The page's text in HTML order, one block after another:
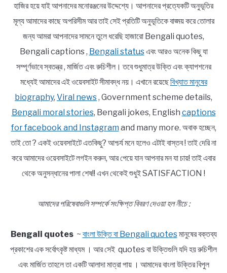
হাজির হয়ে যাই আপনাদের মনোরঞ্জনের উদ্দেশ্যে। আপনাদের প্রত্যেকটি অনুভূতির
মূল্য আমাদের কাছে অপরিসীম আর তাই সেই প্রতিটি অনুভূতিকে বাঙ্ময় করে তোলার
জন্য আমরা আপনাদের সামনে তুলে ধরেছি হাজারো Bengali quotes,
Bengali captions , Bengali statusএবং আরও অনেক কিছু যা
সম্পূর্ণভাবে স্বতন্ত্র , মার্জিত এবং রুচিশীল। তবে শুধুমাত্র উক্তি এবং ক্যাপশনের
মধ্যেই আমাদের এই ওয়েবসাইট সীমাবদ্ধ নয়। এখানে রয়েছেবিখ্যাত মানুষের
biography, Viral news, Government scheme details,
Bengali moral stories, Bengali jokes, English captions
for facebook and Instagram and many more. অবাক হচ্ছেন,
তাই তো ? একই ওয়েবসাইটে এতকিছু? আশ্চর্য মনে হলেও এটাই বাস্তব ! তাই দেরি না
করে আমাদের ওয়েবসাইটে লগইন করুন, আর পেয়ে যান আপনার মন যা চায়! তাই এবার
থেকে অনুসন্ধানের পালা শেষ!! এখন থেকেই শুধুই SATISFACTION !
আমাদের পরিষেবাগুলি সম্পর্কে সংক্ষিপ্ত বিবরণ দেওয়া হল নীচে :
Bengali quotes~ বাংলা উক্তি বা Bengali quotesমানুষের বক্তব্য
প্রকাশের এক সর্বোৎকৃষ্ট মাধ্যম । আর সেই quotes বা উক্তিগুলি যদি হয় রুচিশীল
এবং মার্জিত তাহলে তা একটি আলাদা মাত্রা পায় । আমাদের বাংলা উক্তির বিপুল